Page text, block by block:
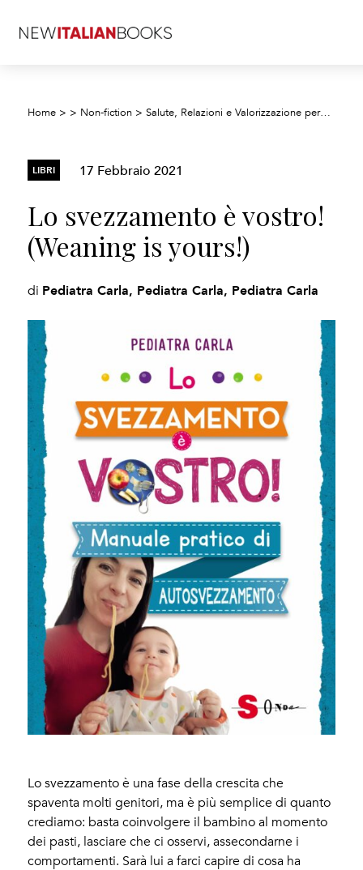
Home > > Non-fiction >Salute, Relazioni e Valorizzazione personale
LIBRI 17 Febbraio 2021
Lo svezzamento è vostro!
(Weaning is yours!)
di Pediatra Carla, Pediatra Carla, Pediatra Carla
Lo svezzamento è una fase della crescita che
spaventa molti genitori, ma è più semplice di quanto
crediamo: basta coinvolgere il bambino al momento
dei pasti, lasciare che ci osservi, assecondarne i
comportamenti. Sarà lui a farci capire di cosa ha